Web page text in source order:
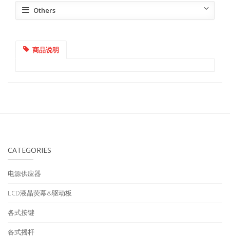
Others
商品说明
CATEGORIES
电源供应器
LCD液晶荧幕&驱动板
各式按键
各式摇杆